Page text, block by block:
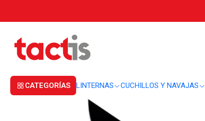
CATEGORÍAS LINTERNAS CUCHILLOS Y NAVAJAS